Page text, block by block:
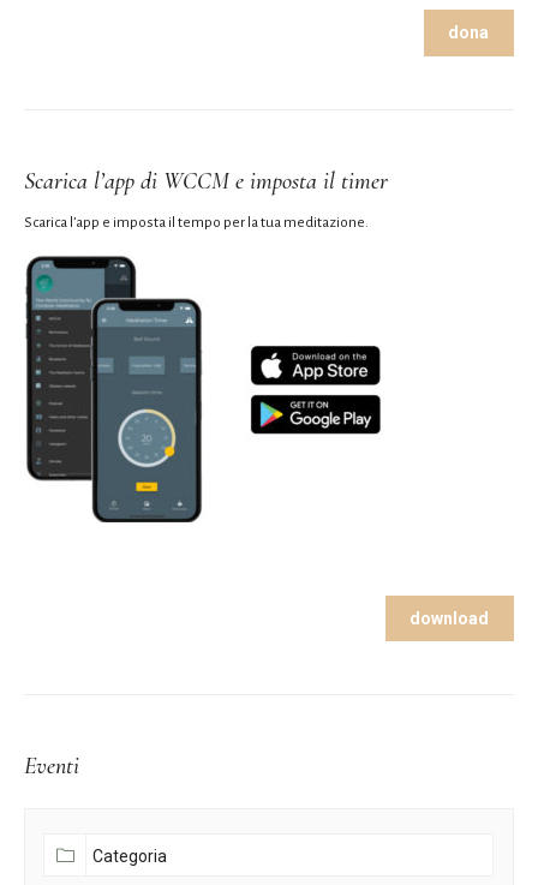
dona
Scarica l’app di WCCM e imposta il timer
Scarica l’app e imposta il tempo per la tua meditazione.
download
Eventi